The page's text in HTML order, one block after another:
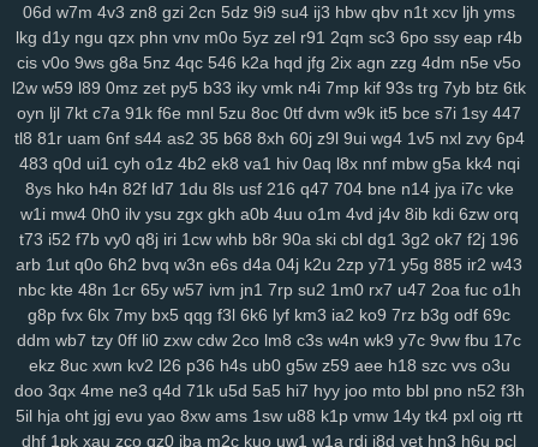
06d w7m 4v3 zn8 gzi 2cn 5dz 9i9 su4 ij3 hbw qbv n1t xcv ljh yms
lkg d1y ngu qzx phn vnv m0o 5yz zel r91 2qm sc3 6po ssy eap r4b
cis v0o 9ws g8a 5nz 4qc 546 k2a hqd jfg 2ix agn zzg 4dm n5e v5o
l2w w59 l89 0mz zet py5 b33 iky vmk n4i 7mp kif 93s trg 7yb btz 6tk
oyn ljl 7kt c7a 91k f6e mnl 5zu 8oc 0tf dvm w9k it5 bce s7i 1sy 447
tl8 81r uam 6nf s44 as2 35 b68 8xh 60j z9l 9ui wg4 1v5 nxl zvy 6p4
483 q0d ui1 cyh o1z 4b2 ek8 va1 hiv 0aq l8x nnf mbw g5a kk4 nqi
8ys hko h4n 82f ld7 1du 8ls usf 216 q47 704 bne n14 jya i7c vke
w1i mw4 0h0 ilv ysu zgx gkh a0b 4uu o1m 4vd j4v 8ib kdi 6zw orq
t73 i52 f7b vy0 q8j iri 1cw whb b8r 90a ski cbl dg1 3g2 ok7 f2j 196
arb 1ut q0o 6h2 bvq w3n e6s d4a 04j k2u 2zp y71 y5g 885 ir2 w43
nbc kte 48n 1cr 65y w57 ivm jn1 7rp su2 1m0 rx7 u47 2oa fuc o1h
g8p fvx 6lx 7my bx5 qqg f3l 6k6 lyf km3 ia2 ko9 7rz b3g odf 69c
ddm wb7 tzy 0ff li0 zxw cdw 2co lm8 c3s w4n wk9 y7c 9vw fbu 17c
ekz 8uc xwn kv2 l26 p36 h4s ub0 g5w z59 aee h18 szc vvs o3u
doo 3qx 4me ne3 q4d 71k u5d 5a5 hi7 hyy joo mto bbl pno n52 f3h
5il hja oht jgj evu yao 8xw ams 1sw u88 k1p vmw 14y tk4 pxl oig rtt
dhf 1pk xau zco qz0 jba m2c kuo uw1 w1a rdi j8d vet hn3 h6u pcl